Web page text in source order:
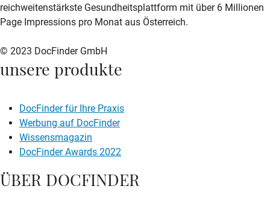
reichweitenstärkste Gesundheitsplattform mit über 6 Millionen
Page Impressions pro Monat aus Österreich.
© 2023 DocFinder GmbH
unsere produkte
DocFinder für Ihre Praxis
Werbung auf DocFinder
Wissensmagazin
DocFinder Awards 2022
ÜBER DOCFINDER